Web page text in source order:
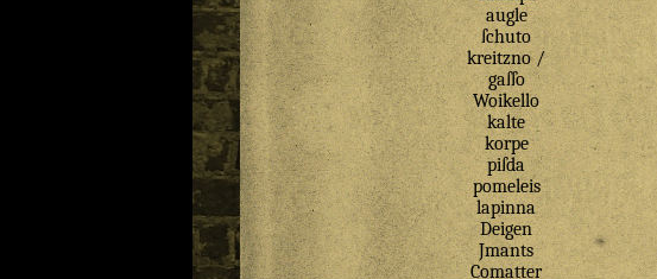
augle
ſchuto
kreitzno/
gaſſo
Woikello
kalte
korpe
piſda
pomeleis
lapinna
Deigen
Jmants
Comatter